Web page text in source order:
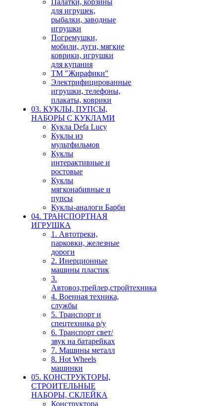
для игрушек,
рыбалки, заводные
игрушки
Погремушки,
мобили, дуги, мягкие
коврики, игрушки
для купания
ТМ "Жирафики"
Электрифицированные
игрушки, телефоны,
плакаты, коврики
03. КУКЛЫ, ПУПСЫ,
НАБОРЫ С КУКЛАМИ
Кукла Defa Lucy
Куклы из
мультфильмов
Куклы
интерактивные и
ростовые
Куклы
мягконабивные и
пупсы
Куклы-аналоги Барби
04. ТРАНСПОРТНАЯ
ИГРУШКА
1. Автотреки,
парковки, железные
дороги
2. Инерционные
машины пластик
3.
Автовоз,трейлер,стройтехника
4. Военная техника,
службы
5. Транспорт и
спецтехника р/у
6. Транспорт свет/
звук на батарейках
7. Машины металл
8. Hot Wheels
машинки
05. КОНСТРУКТОРЫ,
СТРОИТЕЛЬНЫЕ
НАБОРЫ, СКЛЕЙКА
Конструктора